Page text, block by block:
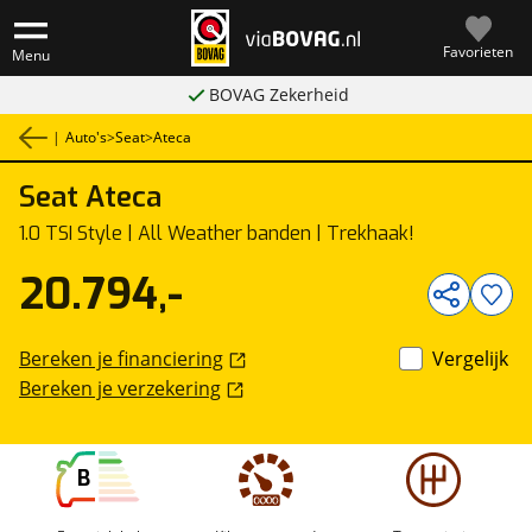
Menu Favorieten
BOVAG Zekerheid
| Auto's>Seat>Ateca
Seat Ateca
1.0 TSI Style | All Weather banden | Trekhaak!
B
20.794,-
Bereken je financiering
Bereken je verzekering
Vergelijk